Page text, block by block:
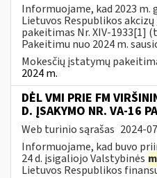
Informuojame, kad 2023 m.
Lietuvos Respublikos
pakeitimas Nr. XIV-1933[1]
Pakeitimu nuo 2024 m.
Mokesčių įstatymų
2024 m.
DĖL VMI PRIE FM
D. ĮSAKYMO NR. VA-16
Web turinio sąrašas 2024-
Informuojame, kad buvo
24 d. įsigaliojo Valstybinės
Lietuvos Respublikos